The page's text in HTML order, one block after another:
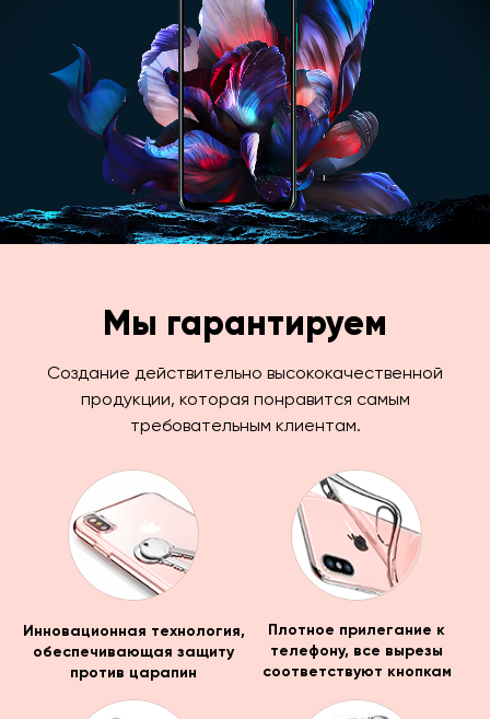
Мы гарантируем
Создание действительно высококачественной
продукции, которая понравится самым
требовательным клиентам.
Инновационная технология,
обеспечивающая защиту
против царапин
Плотное прилегание к
телефону, все вырезы
соответствуют кнопкам